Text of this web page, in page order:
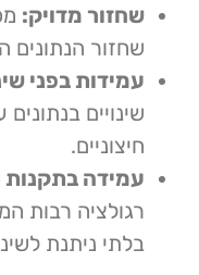
שחזור מדויק:
שחזור הנתונים
עמידות בפני
שינויים בנתונים
חיצוניים.
עמידה בתקנות
רגולציה רבות
בלתי ניתנת